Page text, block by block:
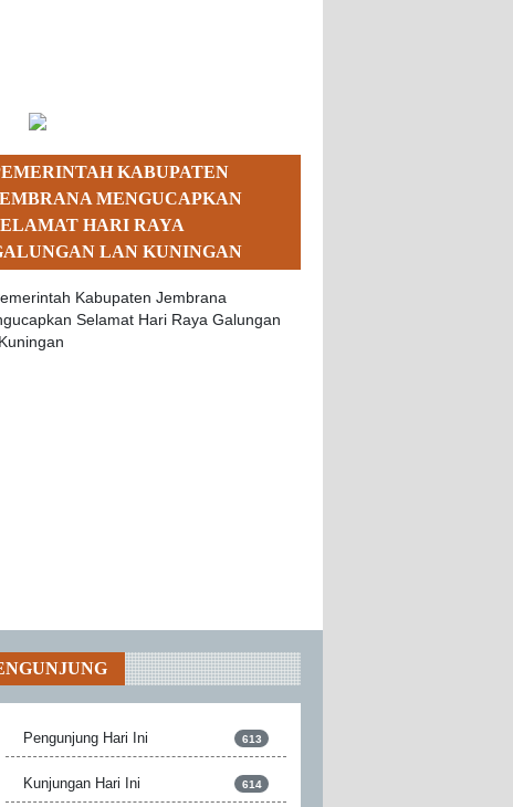
KABUPATEN
MENGUCAPKAN
HARI RAYA
LAN KUNINGAN
Pengunjung Hari Ini 613
Kunjungan Hari Ini 614